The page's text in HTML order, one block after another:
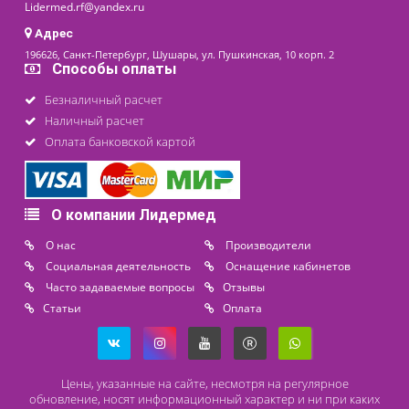
Контакты
8 (800) 444 14 28
+7 (812) 565 23 25
+7 (911) 975 18 51
+7 (931) 388 11 60
Расходные материалы
Lidermed.rf@yandex.ru
Адрес
196626, Санкт-Петербург, Шушары, ул. Пушкинская, 10 корп. 2
Безналичный расчет
Наличный расчет
Оплата банковской картой